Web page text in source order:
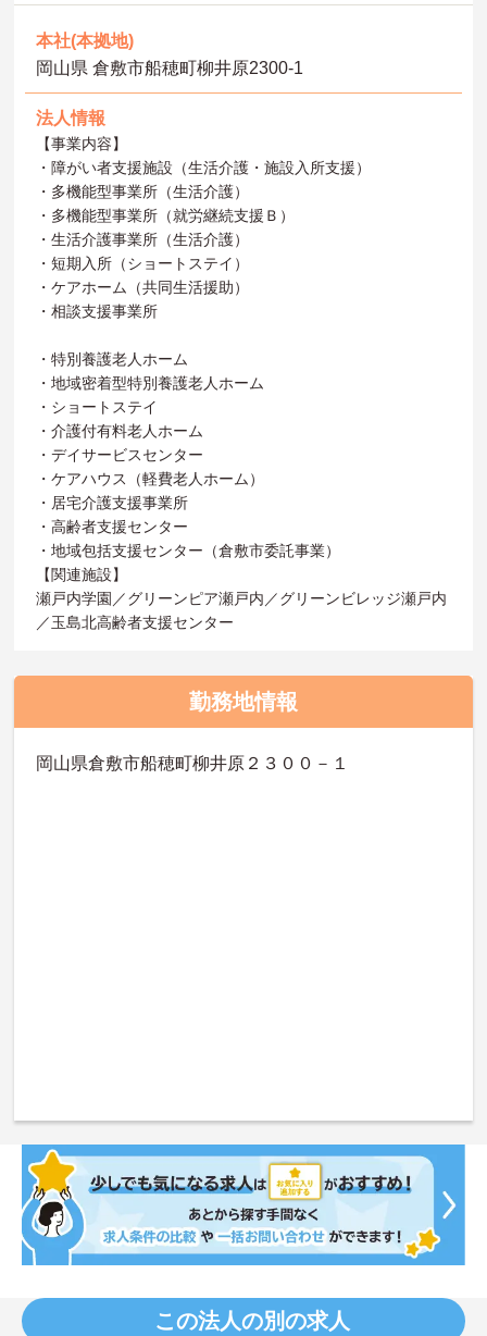
本社(本拠地)
岡山県 倉敷市船穂町柳井原2300-1
法人情報
【事業内容】
・障がい者支援施設（生活介護・施設入所支援）
・多機能型事業所（生活介護）
・多機能型事業所（就労継続支援Ｂ）
・生活介護事業所（生活介護）
・短期入所（ショートステイ）
・ケアホーム（共同生活援助）
・相談支援事業所
・特別養護老人ホーム
・地域密着型特別養護老人ホーム
・ショートステイ
・介護付有料老人ホーム
・デイサービスセンター
・ケアハウス（軽費老人ホーム）
・居宅介護支援事業所
・高齢者支援センター
・地域包括支援センター（倉敷市委託事業）
【関連施設】
瀬戸内学園／グリーンピア瀬戸内／グリーンビレッジ瀬戸内
／玉島北高齢者支援センター
勤務地情報
岡山県倉敷市船穂町柳井原２３００－１
この法人の別の求人